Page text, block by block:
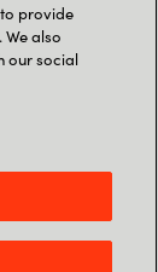
00440
provide
also
our social